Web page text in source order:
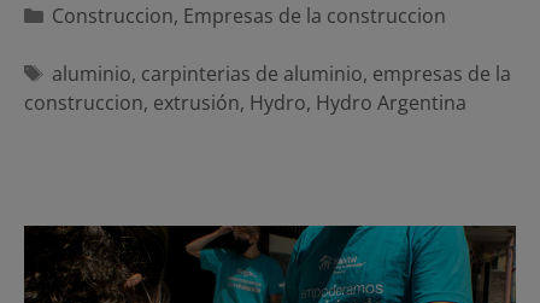
Categorías
Construccion, Empresas de la construccion
Etiquetas
aluminio, carpinterias de aluminio, empresas de la
construccion, extrusión, Hydro, Hydro Argentina